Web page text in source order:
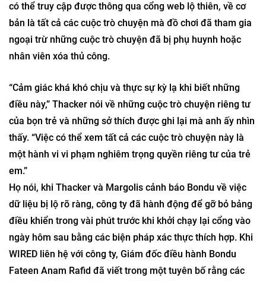
có thể truy cập được thông qua cổng web lộ thiên, về cơ
bản là tất cả các cuộc trò chuyện mà đồ chơi đã tham gia
ngoại trừ những cuộc trò chuyện đã bị phụ huynh hoặc
nhân viên xóa thủ công.
“Cảm giác khá khó chịu và thực sự kỳ lạ khi biết những
điều này,” Thacker nói về những cuộc trò chuyện riêng tư
của bọn trẻ và những sở thích được ghi lại mà anh ấy nhìn
thấy. “Việc có thể xem tất cả các cuộc trò chuyện này là
một hành vi vi phạm nghiêm trọng quyền riêng tư của trẻ
em.”
Họ nói, khi Thacker và Margolis cảnh báo Bondu về việc
dữ liệu bị lộ rõ ràng, công ty đã hành động để gỡ bỏ bảng
điều khiển trong vài phút trước khi khởi chạy lại cổng vào
ngày hôm sau bằng các biện pháp xác thực thích hợp. Khi
WIRED liên hệ với công ty, Giám đốc điều hành Bondu
Fateen Anam Rafid đã viết trong một tuyên bố rằng các